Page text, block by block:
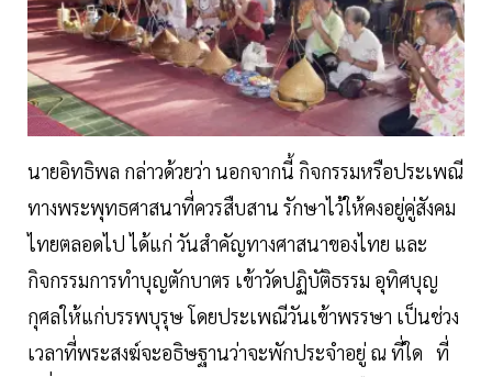
นายอิทธิพล กล่าวด้วยว่า นอกจากนี้ กิจกรรมหรือประเพณี
ทางพระพุทธศาสนาที่ควรสืบสาน รักษาไว้ให้คงอยู่คู่สังคม
ไทยตลอดไป ได้แก่ วันสำคัญทางศาสนาของไทย และ
กิจกรรมการทำบุญตักบาตร เข้าวัดปฏิบัติธรรม อุทิศบุญ
กุศลให้แก่บรรพบุรุษ โดยประเพณีวันเข้าพรรษา เป็นช่วง
เวลาที่พระสงฆ์จะอธิษฐานว่าจะพักประจำอยู่ ณ ที่ใด ที่